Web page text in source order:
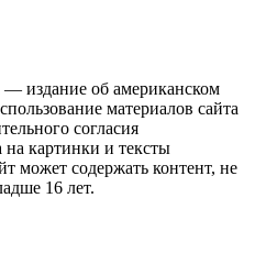
— издание об американском
материалов cайта
согласия
на картинки и тексты
может содержать контент, не
16 лет.